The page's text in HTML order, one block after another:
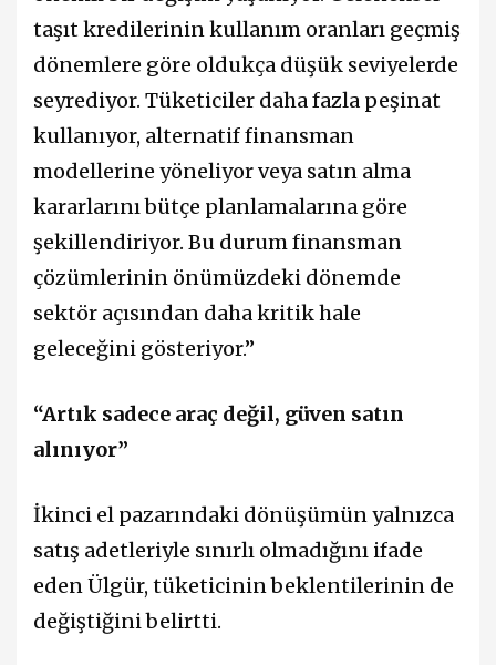
taşıt kredilerinin kullanım oranları geçmiş
dönemlere göre oldukça düşük seviyelerde
seyrediyor. Tüketiciler daha fazla peşinat
kullanıyor, alternatif finansman
modellerine yöneliyor veya satın alma
kararlarını bütçe planlamalarına göre
şekillendiriyor. Bu durum finansman
çözümlerinin önümüzdeki dönemde
sektör açısından daha kritik hale
geleceğini gösteriyor.”
“Artık sadece araç değil, güven satın
alınıyor”
İkinci el pazarındaki dönüşümün yalnızca
satış adetleriyle sınırlı olmadığını ifade
eden Ülgür, tüketicinin beklentilerinin de
değiştiğini belirtti.